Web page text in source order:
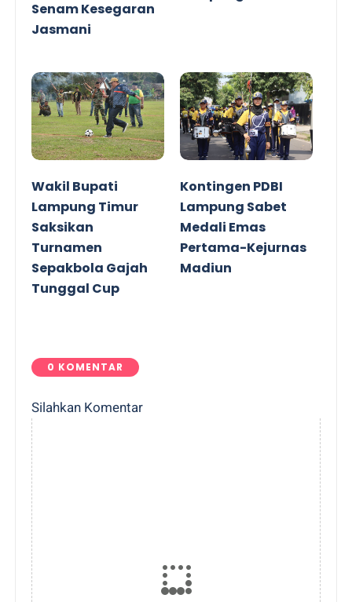
Senam Kesegaran
Jasmani
Wakil Bupati
Lampung Timur
Saksikan
Turnamen
Sepakbola Gajah
Tunggal Cup
Kontingen PDBI
Lampung Sabet
Medali Emas
Pertama-Kejurnas
Madiun
0 KOMENTAR
Silahkan Komentar